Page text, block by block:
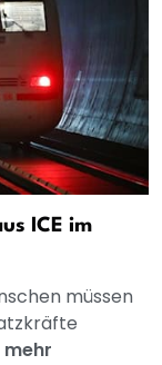
ICE im
müssen
mehr